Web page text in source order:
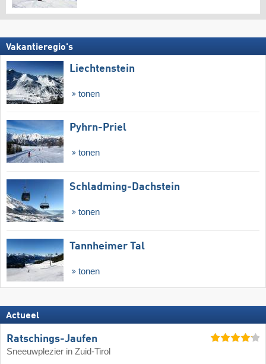
Vakantieregio's
Liechtenstein
tonen
Pyhrn-Priel
tonen
Schladming-Dachstein
tonen
Tannheimer Tal
tonen
Actueel
Ratschings-Jaufen
Sneeuwplezier in Zuid-Tirol